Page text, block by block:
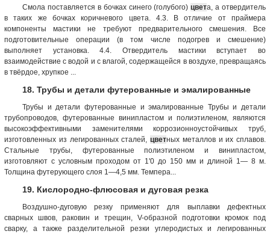
Смола поставляется в бочках синего (голубого)цвета, а отвердитель
в таких же бочках коричневого цвета. 4.3. В отличие от праймера
компоненты мастики не требуют предварительного смешения. Все
подготовительные операции (в том числе подогрев и смешение)
выполняет установка. 4.4. Отвердитель мастики вступает во
взаимодействие с водой и с влагой, содержащейся в воздухе, превращаясь
в твёрдое, хрупкое ...
18. Трубы и детали футерованные и эмалированные
Трубы и детали футерованные и эмалированные Трубы и детали
трубопроводов, футерованные винипластом и полиэтиленом, являются
высокоэффективными заменителями коррозионноустойчивых труб,
изготовленных из легированных сталей, цветных металлов и их сплавов.
Стальные трубы, футерованные полиэтиленом и винипластом,
изготовляют с условным проходом от 1'0 до 150 мм и длиной 1— 8 м.
Толщина футерующего слоя 1—4,5 мм. Темпера...
19. Кислородно-флюсовая и дуговая резка
Воздушно-дуговую резку применяют для выплавки дефектных
сварных швов, раковин и трещин, V-образной подготовки кромок под
сварку, а также разделительной резки углеродистых и легированных